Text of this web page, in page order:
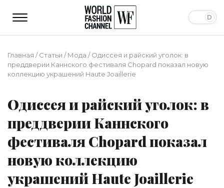
Главная /Статьи /Мода /Одиссея и райский уголок: в
преддверии Каннского фестиваля Chopard показал новую
коллекцию украшений Haute Joaillerie
Одиссея и райский уголок: в
преддверии Каннского
фестиваля Chopard показал
новую коллекцию
украшений Haute Joaillerie